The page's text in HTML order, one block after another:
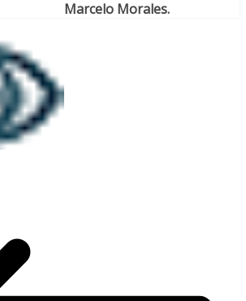
Marcelo Morales.